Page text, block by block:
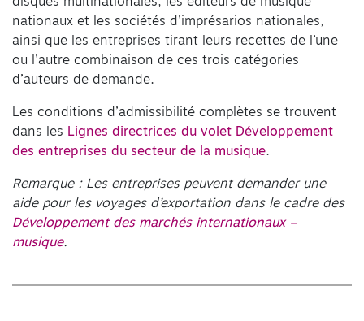
nationaux et les sociétés d’imprésarios nationales,
ainsi que les entreprises tirant leurs recettes de l’une
ou l’autre combinaison de ces trois catégories
d’auteurs de demande.
Les conditions d’admissibilité complètes se trouvent
dans les Lignes directrices du volet Développement
des entreprises du secteur de la musique.
Remarque : Les entreprises peuvent demander une
aide pour les voyages d’exportation dans le cadre des
Développement des marchés internationaux –
musique.